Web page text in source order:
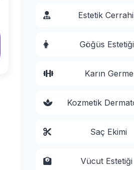
Estetik Cerrahi
Göğüs Estetiği
Karın Germe
Kozmetik
Saç Ekimi
Vücut Estetiği